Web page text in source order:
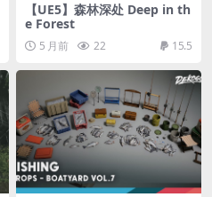
【UE5】森林深处 Deep in th
e Forest
5 月前 22 15.5